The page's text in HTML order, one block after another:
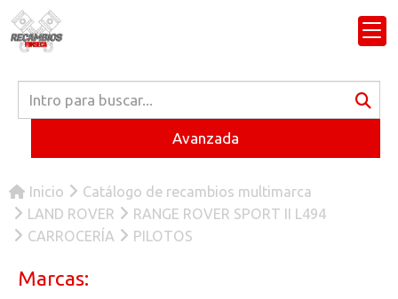
Avanzada
Inicio
Catálogo de recambios multimarca
LAND ROVER
RANGE ROVER SPORT II L494
CARROCERÍA
PILOTOS
Marcas: